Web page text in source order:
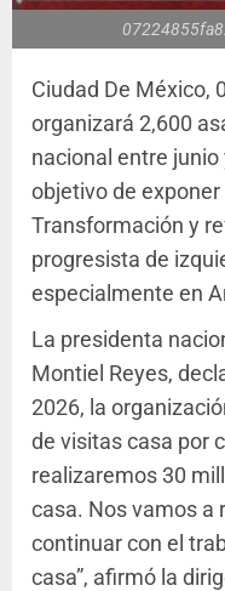
Ciudad De México,
organizará 2,600
nacional entre
objetivo de
Transformación y
progresista de
especialmente en
La presidenta
Montiel Reyes,
2026, la
de visitas casa por
realizaremos 30
casa. Nos vamos a
continuar con el
casa”, afirmó la